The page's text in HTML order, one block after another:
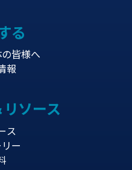
る
皆様へ
報
ソース
ス
ー